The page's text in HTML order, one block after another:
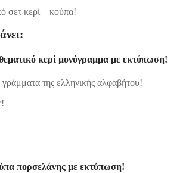
σετ κερί – κούπα!
κερί μονόγραμμα με εκτύπωση!
της ελληνικής αλφαβήτου!
πορσελάνης με εκτύπωση!